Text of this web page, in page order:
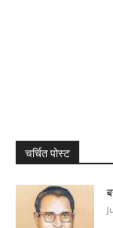
चर्चित पोस्ट